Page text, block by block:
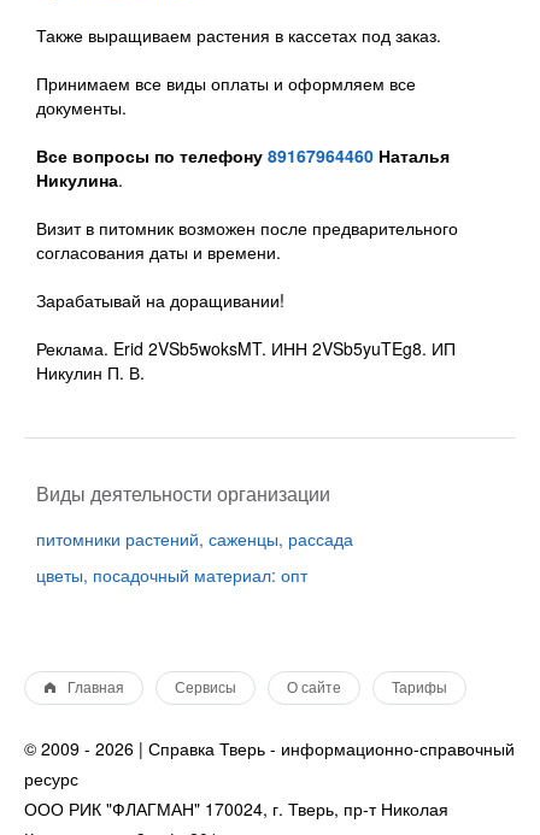
Также выращиваем растения в кассетах под заказ.
Принимаем все виды оплаты и оформляем все
документы.
Все вопросы по телефону 89167964460 Наталья
Никулина.
Визит в питомник возможен после предварительного
согласования даты и времени.
Зарабатывай на доращивании!
Реклама. Erid 2VSb5woksMT. ИНН 2VSb5yuTEg8. ИП
Никулин П. В.
Виды деятельности организации
питомники растений, саженцы, рассада
цветы, посадочный материал: опт
Главная Сервисы О сайте Тарифы
© 2009 - 2026 | Справка Тверь - информационно-справочный
ресурс
ООО РИК "ФЛАГМАН" 170024, г. Тверь, пр-т Николая